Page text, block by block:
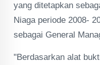
yang ditetapkan
Niaga periode 2008-
sebagai General
"Berdasarkan alat